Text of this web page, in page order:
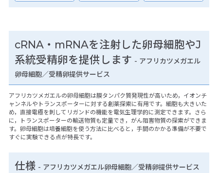
cRNA・mRNAを注射した卵母細胞やJ
系統受精卵を提供します - アフリカツメガエル
卵母細胞／受精卵提供サービス
アフリカツメガエルの卵母細胞は膜タンパク質発現性が高いため，イオンチ
ャンネルやトランスポーターに対する創薬探索に有用です。細胞も大きいた
め，直接電極を刺してリガンドの機能を電気生理学的に測定できます。さら
に，トランスポーターの輸送物質も定量でき，がん阻害物質の探索ができま
す。卵母細胞は培養細胞を使う方法に比べると，手間のかかる準備が不要で
すぐに実験できる点が特長です。
仕様 - アフリカツメガエル卵母細胞／受精卵提供サービス